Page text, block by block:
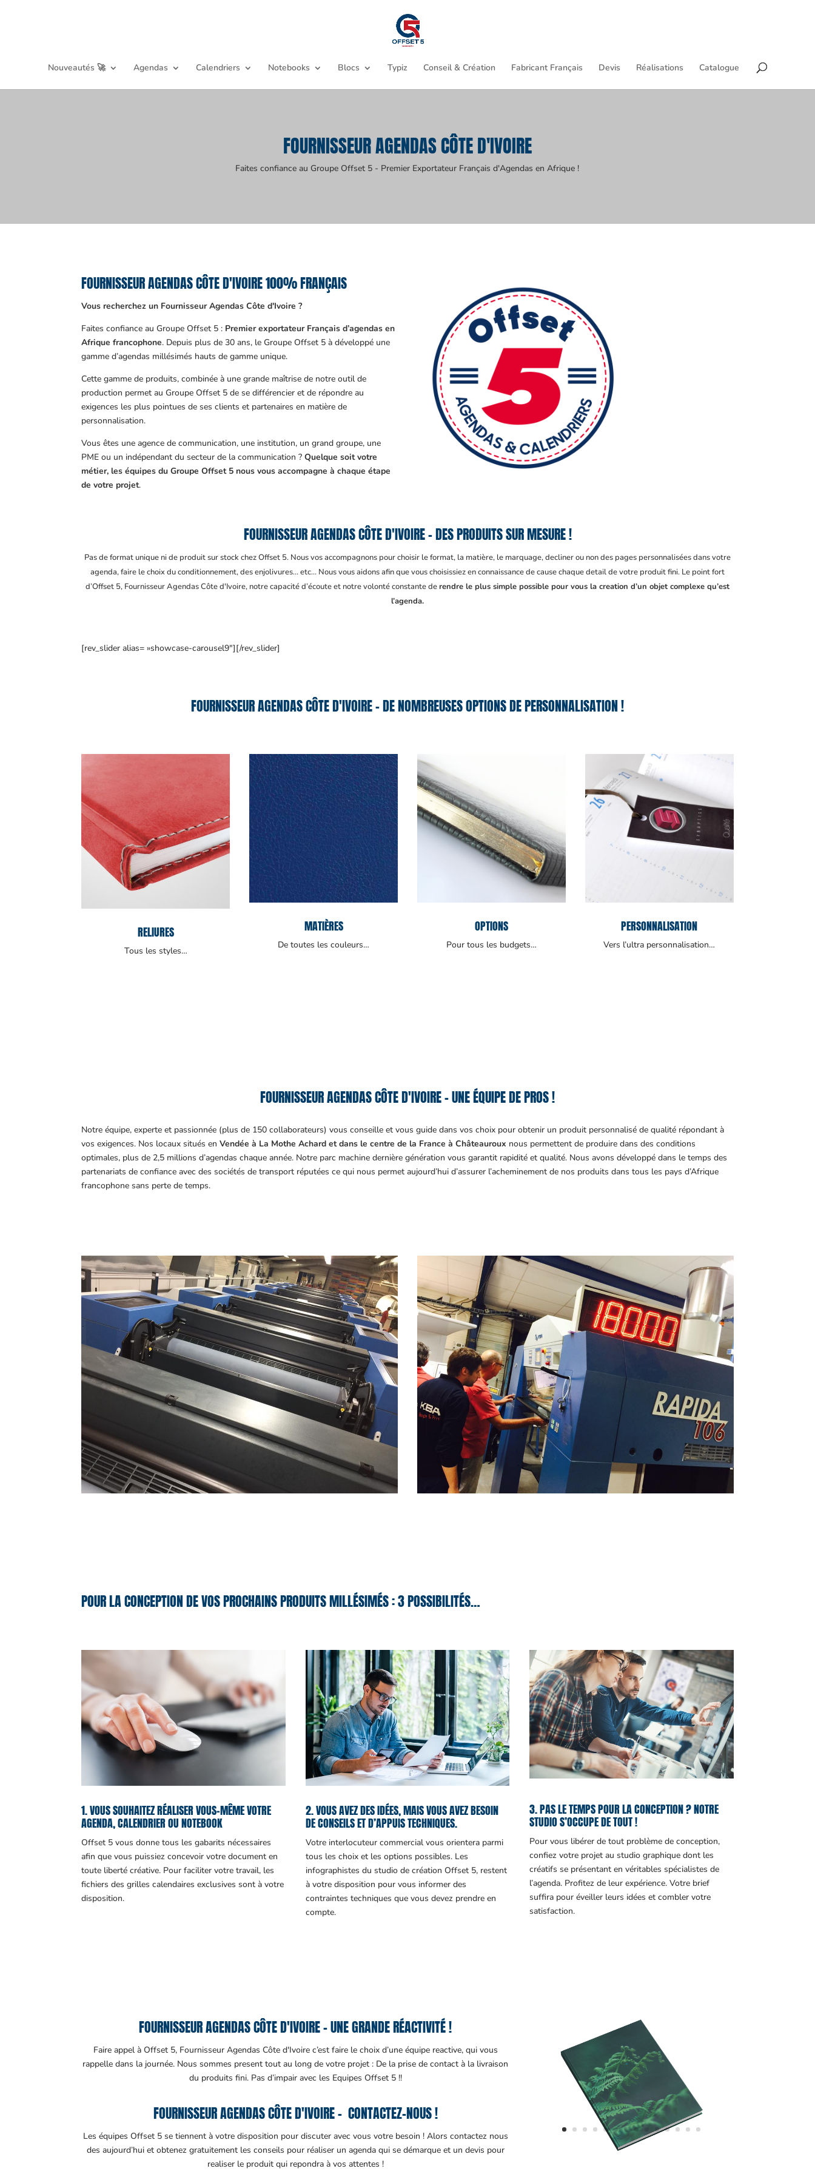
Nouveautés 🚀 Agendas Calendriers Notebooks Blocs Typiz Conseil & Création Fabricant Français Devis Réalisations Catalogue
FOURNISSEUR AGENDAS CÔTE D'IVOIRE
Faites confiance au Groupe Offset 5 - Premier Exportateur Français d'Agendas en Afrique !
FOURNISSEUR AGENDAS CÔTE D'IVOIRE 100% FRANÇAIS
Vous recherchez un Fournisseur Agendas Côte d'Ivoire ?
Faites confiance au Groupe Offset 5 : Premier exportateur Français d’agendas en
Afrique francophone. Depuis plus de 30 ans, le Groupe Offset 5 à développé une
gamme d’agendas millésimés hauts de gamme unique.
Cette gamme de produits, combinée à une grande maîtrise de notre outil de
production permet au Groupe Offset 5 de se différencier et de répondre au
exigences les plus pointues de ses clients et partenaires en matière de
personnalisation.
Vous êtes une agence de communication, une institution, un grand groupe, une
PME ou un indépendant du secteur de la communication ?Quelque soit votre
métier, les équipes du Groupe Offset 5 nous vous accompagne à chaque étape
de votre projet.
FOURNISSEUR AGENDAS CÔTE D'IVOIRE – DES PRODUITS SUR MESURE !
Pas de format unique ni de produit sur stock chez Offset 5. Nous vos accompagnons pour choisir le format, la matière, le marquage, decliner ou non des pages personnalisées dans votre
agenda, faire le choix du conditionnement, des enjolivures… etc… Nous vous aidons afin que vous choisissiez en connaissance de cause chaque detail de votre produit fini. Le point fort
d’Offset 5, Fournisseur Agendas Côte d'Ivoire, notre capacité d’écoute et notre volonté constante derendre le plus simple possible pour vous la creation d’un objet complexe qu’est
l’agenda.
[rev_slider alias= »showcase-carousel9″][/rev_slider]
FOURNISSEUR AGENDAS CÔTE D'IVOIRE – DE NOMBREUSES OPTIONS DE PERSONNALISATION !
RELIURES
Tous les styles…
MATIÈRES
De toutes les couleurs…
OPTIONS
Pour tous les budgets…
PERSONNALISATION
Vers l’ultra personnalisation…
FOURNISSEUR AGENDAS CÔTE D'IVOIRE – UNE ÉQUIPE DE PROS !
Notre équipe, experte et passionnée (plus de 150 collaborateurs) vous conseille et vous guide dans vos choix pour obtenir un produit personnalisé de qualité répondant à
vos exigences. Nos locaux situés enVendée à La Mothe Achard et dans le centre de la France à Châteauroux nous permettent de produire dans des conditions
optimales, plus de 2,5 millions d’agendas chaque année. Notre parc machine dernière génération vous garantit rapidité et qualité. Nous avons développé dans le temps des
partenariats de confiance avec des sociétés de transport réputées ce qui nous permet aujourd’hui d’assurer l’acheminement de nos produits dans tous les pays d’Afrique
francophone sans perte de temps.
POUR LA CONCEPTION DE VOS PROCHAINS PRODUITS MILLÉSIMÉS : 3 POSSIBILITÉS…
1. VOUS SOUHAITEZ RÉALISER VOUS-MÊME VOTRE
AGENDA, CALENDRIER OU NOTEBOOK
Offset 5 vous donne tous les gabarits nécessaires
afin que vous puissiez concevoir votre document en
toute liberté créative. Pour faciliter votre travail, les
fichiers des grilles calendaires exclusives sont à votre
disposition.
2. VOUS AVEZ DES IDÉES, MAIS VOUS AVEZ BESOIN
DE CONSEILS ET D’APPUIS TECHNIQUES.
Votre interlocuteur commercial vous orientera parmi
tous les choix et les options possibles. Les
infographistes du studio de création Offset 5, restent
à votre disposition pour vous informer des
contraintes techniques que vous devez prendre en
compte.
3. PAS LE TEMPS POUR LA CONCEPTION ? NOTRE
STUDIO S’OCCUPE DE TOUT !
Pour vous libérer de tout problème de conception,
confiez votre projet au studio graphique dont les
créatifs se présentant en véritables spécialistes de
l’agenda. Profitez de leur expérience. Votre brief
suffira pour éveiller leurs idées et combler votre
satisfaction.
FOURNISSEUR AGENDAS CÔTE D'IVOIRE – UNE GRANDE RÉACTIVITÉ !
Faire appel à Offset 5, Fournisseur Agendas Côte d'Ivoire c’est faire le choix d’une équipe reactive, qui vous
rappelle dans la journée. Nous sommes present tout au long de votre projet : De la prise de contact à la livraison
du produits fini. Pas d’impair avec les Equipes Offset 5 !!
FOURNISSEUR AGENDAS CÔTE D'IVOIRE – CONTACTEZ-NOUS !
Les équipes Offset 5 se tiennent à votre disposition pour discuter avec vous votre besoin ! Alors contactez nous
des aujourd’hui et obtenez gratuitement les conseils pour réaliser un agenda qui se démarque et un devis pour
realiser le produit qui repondra à vos attentes !